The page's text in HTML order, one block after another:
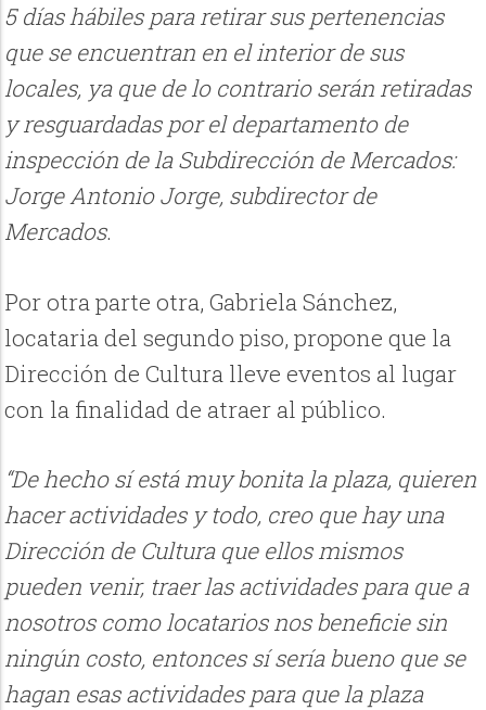
5 días hábiles para retirar sus pertenencias
que se encuentran en el interior de sus
locales, ya que de lo contrario serán retiradas
y resguardadas por el departamento de
inspección de la Subdirección de Mercados:
Jorge Antonio Jorge, subdirector de
Mercados.
Por otra parte otra, Gabriela Sánchez,
locataria del segundo piso, propone que la
Dirección de Cultura lleve eventos al lugar
con la finalidad de atraer al público.
“De hecho sí está muy bonita la plaza, quieren
hacer actividades y todo, creo que hay una
Dirección de Cultura que ellos mismos
pueden venir, traer las actividades para que a
nosotros como locatarios nos beneficie sin
ningún costo, entonces sí sería bueno que se
hagan esas actividades para que la plaza